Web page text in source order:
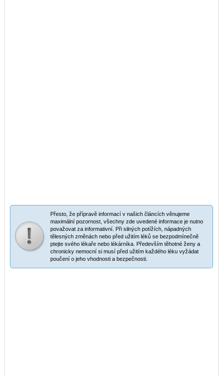
Přesto, že přípravě informací v našich článcích věnujeme
maximální pozornost, všechny zde uvedené informace je nutno
považovat za informativní. Při silných potížích, nápadných
tělesných změnách nebo před užitím léků se bezpodmínečně
ptejte svého lékaře nebo lékárníka. Především těhotné ženy a
chronicky nemocní si musí před užitím každého léku vyžádat
poučení o jeho vhodnosti a bezpečnosti.